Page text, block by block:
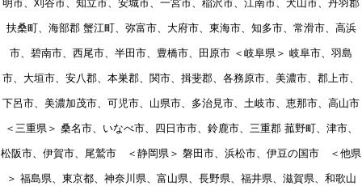
明市、刈谷市、知立市、安城市、一宮市、稲沢市、江南市、犬山市、丹羽郡
扶桑町、海部郡 蟹江町、弥富市、大府市、東海市、知多市、常滑市、高浜
市、碧南市、西尾市、半田市、豊橋市、田原市 ＜岐阜県＞ 岐阜市、羽島
市、大垣市、安八郡、本巣郡、関市、揖斐郡、各務原市、美濃市、郡上市、
下呂市、美濃加茂市、可児市、山県市、多治見市、土岐市、恵那市、高山市
＜三重県＞ 桑名市、いなべ市、四日市市、鈴鹿市、三重郡 菰野町、津市、
松阪市、伊賀市、尾鷲市 ＜静岡県＞ 磐田市、浜松市、伊豆の国市 ＜他県
＞ 福島県、東京都、神奈川県、富山県、長野県、福井県、滋賀県、和歌山